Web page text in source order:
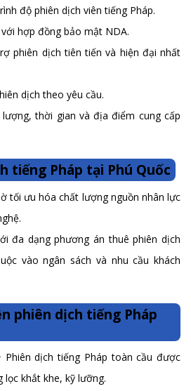
độ phiên dịch viên tiếng Pháp.
hợp đồng bảo mật NDA.
phiên dịch tiên tiến và hiện đại nhất
dịch theo yêu cầu.
thời gian và địa điểm cung cấp
tiếng Pháp tại Phú Quốc
tối ưu hóa chất lượng nguồn nhân lực
đa dạng phương án thuê phiên dịch
vào ngân sách và nhu cầu khách
phiên dịch tiếng Pháp
Phiên dịch tiếng Pháp toàn cầu được
lọc khắt khe, kỹ lưỡng.